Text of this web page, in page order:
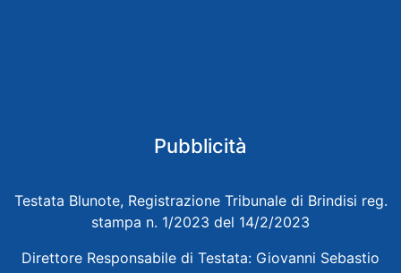
Pubblicità
Testata Blunote, Registrazione Tribunale di Brindisi reg.
stampa n. 1/2023 del 14/2/2023
Direttore Responsabile di Testata: Giovanni Sebastio